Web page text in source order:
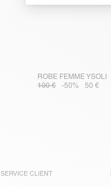
ROBE FEMME YSOLI
100 €
-50% 50 €
SERVICE CLIENT